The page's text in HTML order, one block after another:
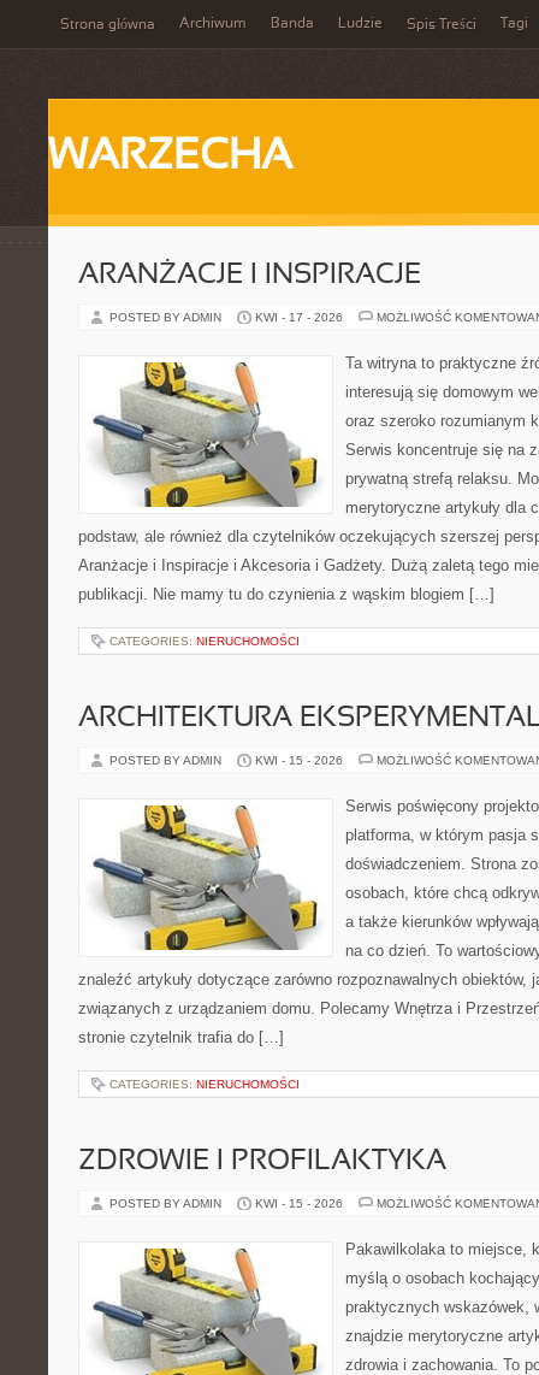
Strona główna Archiwum Banda Ludzie Spis Treści Tagi
WARZECHA
ARANŻACJE I INSPIRACJE
POSTED BY ADMIN KWI - 17 - 2026 MOŻLIWOŚĆ
Ta witryna to praktyczne
interesują się domowym
oraz szeroko rozumianym
Serwis koncentruje się na
prywatną strefą relaksu.
merytoryczne artykuły dla
podstaw, ale również dla czytelników oczekujących szerszej
Aranżacje i Inspiracje i Akcesoria i Gadżety. Dużą zaletą tego
publikacji. Nie mamy tu do czynienia z wąskim blogiem […]
CATEGORIES: NIERUCHOMOŚCI
ARCHITEKTURA
POSTED BY ADMIN KWI - 15 - 2026 MOŻLIWOŚĆ
Serwis poświęcony
platforma, w którym pasja
doświadczeniem. Strona
osobach, które chcą
a także kierunków
na co dzień. To
znaleźć artykuły dotyczące zarówno rozpoznawalnych obiektów,
związanych z urządzaniem domu. Polecamy Wnętrza i
stronie czytelnik trafia do […]
CATEGORIES: NIERUCHOMOŚCI
ZDROWIE I PROFILAKTYKA
POSTED BY ADMIN KWI - 15 - 2026 MOŻLIWOŚĆ
Pakawilkolaka to miejsce,
myślą o osobach
praktycznych wskazówek,
znajdzie merytoryczne
zdrowia i zachowania. To